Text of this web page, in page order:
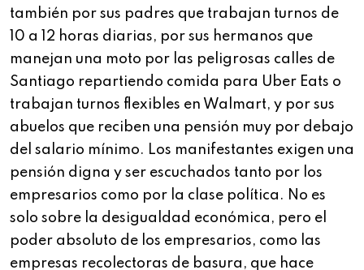
también por sus padres que trabajan turnos de
10 a 12 horas diarias, por sus hermanos que
manejan una moto por las peligrosas calles de
Santiago repartiendo comida para Uber Eats o
trabajan turnos flexibles en Walmart, y por sus
abuelos que reciben una pensión muy por debajo
del salario mínimo. Los manifestantes exigen una
pensión digna y ser escuchados tanto por los
empresarios como por la clase política. No es
solo sobre la desigualdad económica, pero el
poder absoluto de los empresarios, como las
empresas recolectoras de basura, que hace